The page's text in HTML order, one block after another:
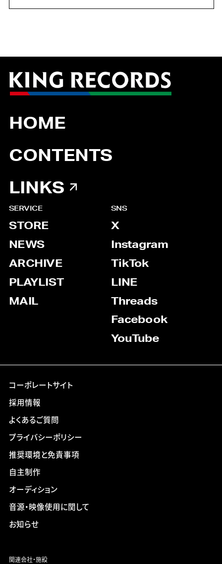
HOME
CONTENTS
LINKS
SERVICE
STORE
NEWS
ARCHIVE
PLAYLIST
MAIL
SNS
X
Instagram
TikTok
LINE
Threads
Facebook
YouTube
コーポレートサイト
採用情報
よくあるご質問
プライバシーポリシー
推奨環境と免責事項
自主制作
オーディション
音源・映像使用に関して
お知らせ
関連会社・施設